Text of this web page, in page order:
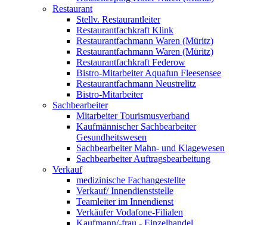
Restaurant
Stellv. Restaurantleiter
Restaurantfachkraft Klink
Restaurantfachmann Waren (Müritz)
Restaurantfachmann Waren (Müritz)
Restaurantfachkraft Federow
Bistro-Mitarbeiter Aquafun Fleesensee
Restaurantfachmann Neustrelitz
Bistro-Mitarbeiter
Sachbearbeiter
Mitarbeiter Tourismusverband
Kaufmännischer Sachbearbeiter
Gesundheitswesen
Sachbearbeiter Mahn- und Klagewesen
Sachbearbeiter Auftragsbearbeitung
Verkauf
medizinische Fachangestellte
Verkauf/ Innendienststelle
Teamleiter im Innendienst
Verkäufer Vodafone-Filialen
Kaufmann/-frau - Einzelhandel